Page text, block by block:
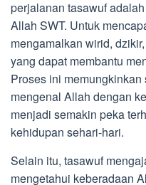
perjalanan tasawuf
Allah SWT. Untuk
mengamalkan wirid,
yang dapat membantu
Proses ini
mengenal Allah dengan
menjadi semakin peka
kehidupan sehari-hari.
Selain itu, tasawuf
mengetahui keberadaan